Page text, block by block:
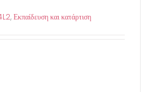
,Εκπαίδευση και κατάρτιση